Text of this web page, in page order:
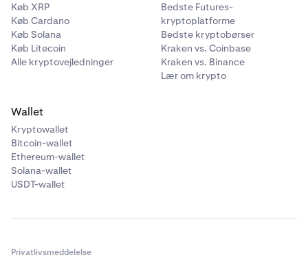
Køb XRP
Køb Cardano
Køb Solana
Køb Litecoin
Alle kryptovejledninger
Bedste Futures-
kryptoplatforme
Bedste kryptobørser
Kraken vs. Coinbase
Kraken vs. Binance
Lær om krypto
Wallet
Kryptowallet
Bitcoin-wallet
Ethereum-wallet
Solana-wallet
USDT-wallet
Privatlivsmeddelelse